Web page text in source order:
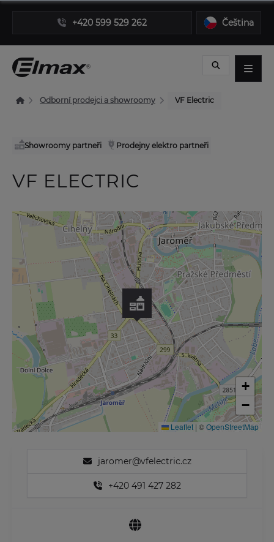
+420 599 529 262 Čeština
Odborní prodejci a showroomy VF Electric
Showroomy partneři Prodejny elektro partneři
VF ELECTRIC
jaromer@vfelectric.cz
+420 491 427 282
+
−
Leaflet | ©OpenStreetMap